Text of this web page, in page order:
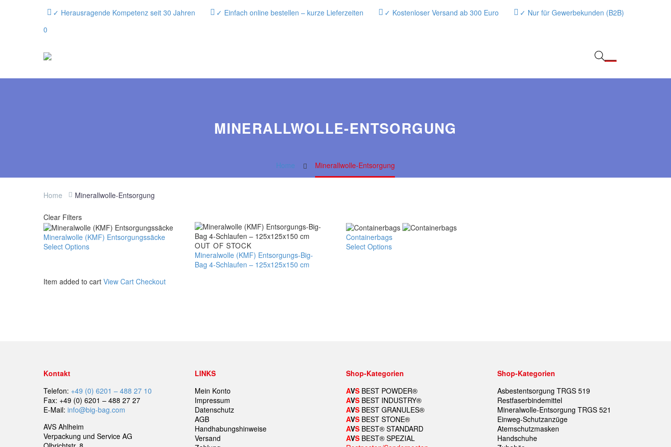
✓ Herausragende Kompetenz seit 30 Jahren ✓ Einfach online bestellen – kurze Lieferzeiten ✓ Kostenloser Versand ab 300 Euro
✓ Nur für Gewerbekunden (B2B)
0
MINERALLWOLLE-ENTSORGUNG
Home Minerallwolle-Entsorgung
Home Minerallwolle-Entsorgung
Clear Filters
Mineralwolle
(KMF)
Mineralwolle (KMF) Entsorgungssäcke
Select Options
Varianten
Mineralwolle
(KMF)
Entsorgungs-
OUT OF STOCK
Mineralwolle (KMF) Entsorgungs-Big-
Bag 4-Schlaufen – 125x125x150 cm
Containerbags
Containerbags
Select Options
werden
Item added to cart View Cart Checkout
Kontakt
Telefon: +49 (0) 6201 – 488 27 10
Fax: +49 (0) 6201 – 488 27 27
E-Mail: info@big-bag.com
AVS Ahlheim
Verpackung und Service AG
LINKS
Mein Konto
Impressum
Datenschutz
AGB
Handhabungshinweise
Versand
Shop-Kategorien
AVS BEST POWDER®
AVS BEST INDUSTRY®
AVS BEST GRANULES®
AVS BEST STONE®
AVS BEST® STANDARD
AVS BEST® SPEZIAL
Shop-Kategorien
Asbestentsorgung TRGS 519
Restfaserbindemittel
Mineralwolle-Entsorgung TRGS 521
Einweg-Schutzanzüge
Atemschutzmasken
Handschuhe